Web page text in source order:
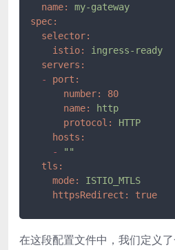
name:
my-gateway
spec:
selector:
istio:
ingress-ready
servers:
-
port:
number:
80
name:
http
protocol:
HTTP
hosts:
-
""
tls:
mode:
ISTIO_MTLS
httpsRedirect:
true
在这段配置文件中，我们定义